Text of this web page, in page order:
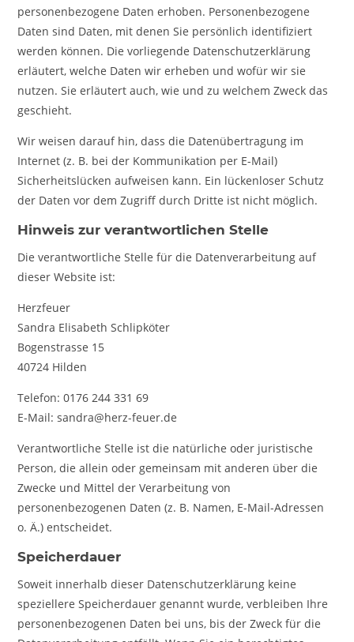
personenbezogene Daten erhoben. Personenbezogene
Daten sind Daten, mit denen Sie persönlich identifiziert
werden können. Die vorliegende Datenschutzerklärung
erläutert, welche Daten wir erheben und wofür wir sie
nutzen. Sie erläutert auch, wie und zu welchem Zweck das
geschieht.
Wir weisen darauf hin, dass die Datenübertragung im
Internet (z. B. bei der Kommunikation per E-Mail)
Sicherheitslücken aufweisen kann. Ein lückenloser Schutz
der Daten vor dem Zugriff durch Dritte ist nicht möglich.
Hinweis zur verantwortlichen Stelle
Die verantwortliche Stelle für die Datenverarbeitung auf
dieser Website ist:
Herzfeuer
Sandra Elisabeth Schlipköter
Bogenstrasse 15
40724 Hilden
Telefon: 0176 244 331 69
E-Mail: sandra@herz-feuer.de
Verantwortliche Stelle ist die natürliche oder juristische
Person, die allein oder gemeinsam mit anderen über die
Zwecke und Mittel der Verarbeitung von
personenbezogenen Daten (z. B. Namen, E-Mail-Adressen
o. Ä.) entscheidet.
Speicherdauer
Soweit innerhalb dieser Datenschutzerklärung keine
speziellere Speicherdauer genannt wurde, verbleiben Ihre
personenbezogenen Daten bei uns, bis der Zweck für die